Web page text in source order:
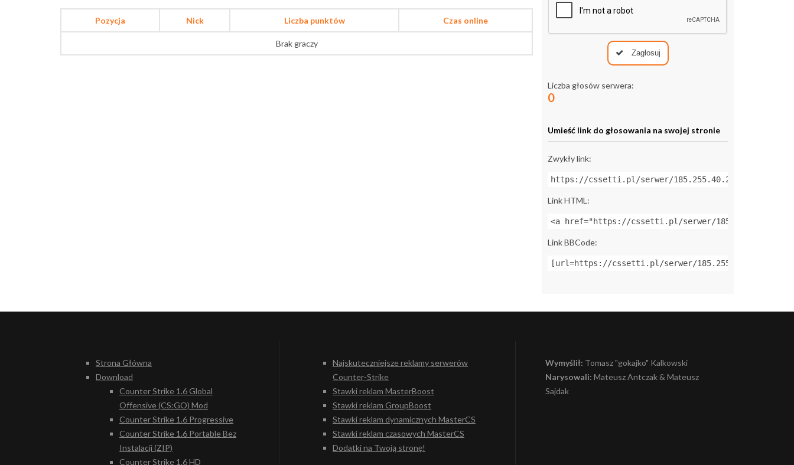
Pozycja Nick Liczba punktów Czas online
Brak graczy
Zagłosuj
Liczba głosów serwera:
0
Umieść link do głosowania na swojej stronie
Zwykły link:
https://cssetti.pl/serwer/185.255.40.217:27015
Link HTML:
<a href="https://cssetti.pl/serwer/
Link BBCode:
[url=https://cssetti.pl/serwer/
Strona Główna
Download
Counter Strike 1.6 Global
Offensive (CS:GO) Mod
Counter Strike 1.6 Progressive
Counter Strike 1.6 Portable Bez
Instalacji (ZIP)
Counter Strike 1.6 HD
Najskuteczniejsze reklamy serwerów
Counter-Strike
Stawki reklam MasterBoost
Stawki reklam GroupBoost
Stawki reklam dynamicznych MasterCS
Stawki reklam czasowych MasterCS
Dodatki na Twoją stronę!
Wymyślił: Tomasz "gokajko" Kalkowski
Narysowali: Mateusz Antczak & Mateusz
Sajdak